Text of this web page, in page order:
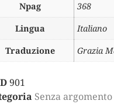
Npag
368
Lingua
Italiano
Traduzione
Grazia
901
Senza argomento